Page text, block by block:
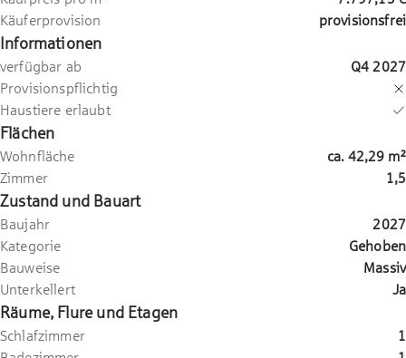
Käuferprovision
provisionsfrei
Informationen
verfügbar ab
Q4 2027
Provisionspflichtig
Haustiere erlaubt
Flächen
Wohnfläche ca. 42,29 m²
Zimmer
1,5
Zustand und Bauart
Baujahr
2027
Kategorie
Gehoben
Bauweise
Massiv
Unterkellert
Ja
Räume, Flure und Etagen
Schlafzimmer
1